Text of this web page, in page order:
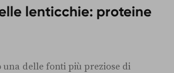
lenticchie: proteine
una delle fonti più preziose di